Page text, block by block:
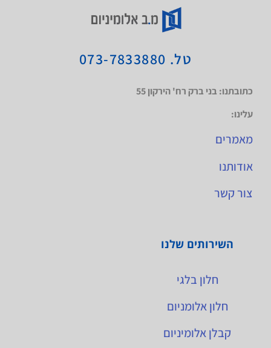
טל. 073-7833880
כתובתנו: בני ברק רח' הירקון 55
עלינו:
מאמרים
אודותנו
צור קשר
השירותים שלנו
חלון בלגי
חלון אלומניום
קבלן אלומיניום